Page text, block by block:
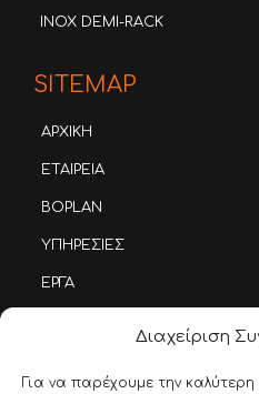
Διαχείριση
Για να παρέχουμε την
INOX DEMI-RACK
SITEMAP
ΑΡΧΙΚΗ
ΕΤΑΙΡΕΙΑ
BOPLAN
ΥΠΗΡΕΣΙΕΣ
ΕΡΓΑ